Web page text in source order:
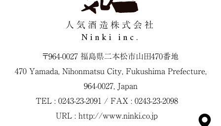
人気酒造株式会社
Ninki inc.
〒964-0027 福島県二本松市山田470番地
470 Yamada, Nihonmatsu City, Fukushima Prefecture,
964-0027, Japan
TEL : 0243-23-2091 / FAX : 0243-23-2098
URL : http://www.ninki.co.jp